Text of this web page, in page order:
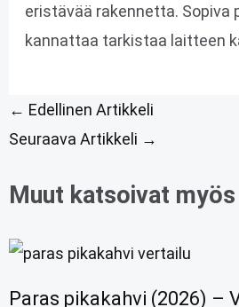
eristävää rakennetta. Sopiva
kannattaa tarkistaa laitteen
← Edellinen Artikkeli
Seuraava Artikkeli →
Muut katsoivat myös
Paras pikakahvi (2026) –